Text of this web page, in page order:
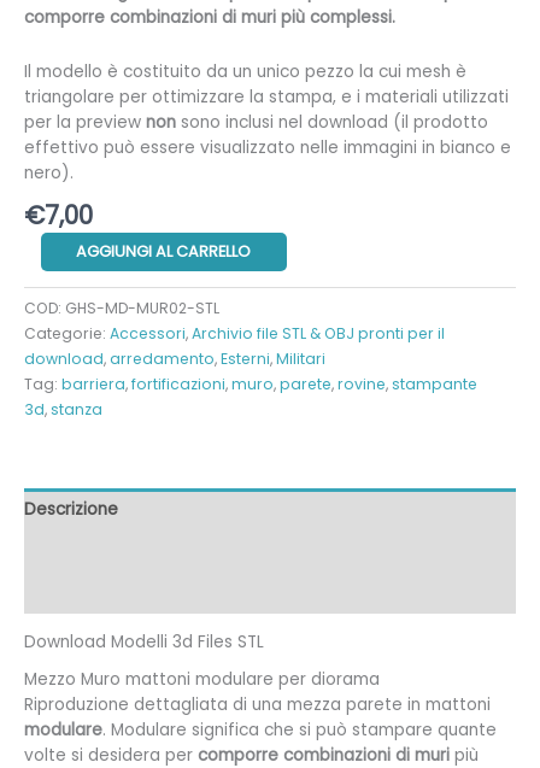
comporre combinazioni di muri più complessi.
Il modello è costituito da un unico pezzo la cui mesh è
triangolare per ottimizzare la stampa, e i materiali utilizzati
per la preview non sono inclusi nel download (il prodotto
effettivo può essere visualizzato nelle immagini in bianco e
nero).
€7,00
Mezzo
muro
mattoni
modulare
quantità
AGGIUNGI AL CARRELLO
COD: GHS-MD-MUR02-STL
Categorie: Accessori,Archivio file STL & OBJ pronti per il
download,arredamento,Esterni,Militari
Tag: barriera,fortificazioni,muro,parete,rovine,stampante
3d,stanza
Descrizione
Download Modelli 3d Files STL
Mezzo Muro mattoni modulare per diorama
Riproduzione dettagliata di una mezza parete in mattoni
modulare. Modulare significa che si può stampare quante
volte si desidera per comporre combinazioni di muri più